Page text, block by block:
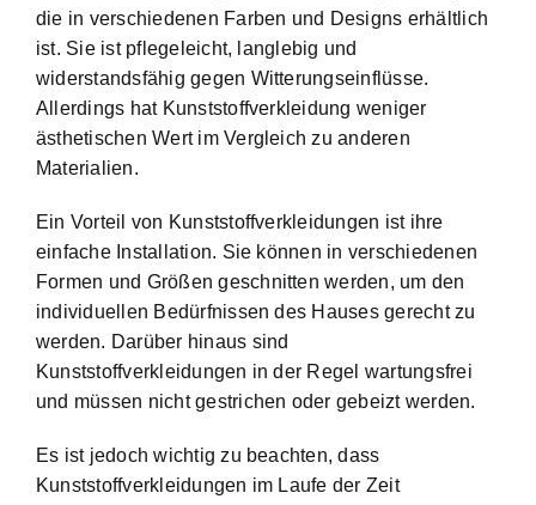
die in verschiedenen Farben und Designs erhältlich
ist. Sie ist pflegeleicht, langlebig und
widerstandsfähig gegen Witterungseinflüsse.
Allerdings hat Kunststoffverkleidung weniger
ästhetischen Wert im Vergleich zu anderen
Materialien.
Ein Vorteil von Kunststoffverkleidungen ist ihre
einfache Installation. Sie können in verschiedenen
Formen und Größen geschnitten werden, um den
individuellen Bedürfnissen des Hauses gerecht zu
werden. Darüber hinaus sind
Kunststoffverkleidungen in der Regel wartungsfrei
und müssen nicht gestrichen oder gebeizt werden.
Es ist jedoch wichtig zu beachten, dass
Kunststoffverkleidungen im Laufe der Zeit